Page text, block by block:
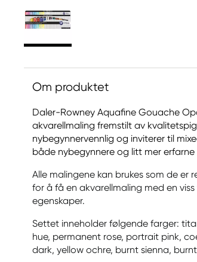
Om produktet
Daler-Rowney Aquafine Gouache
akvarellmaling fremstilt av
nybegynnervennlig og inviterer til
både nybegynnere og litt mer erfarne
Alle malingene kan brukes som de er
for å få en akvarellmaling med en
egenskaper.
Settet inneholder følgende farger:
hue, permanent rose, portrait pink,
dark, yellow ochre, burnt sienna,